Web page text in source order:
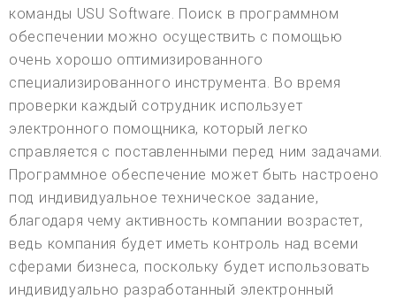
команды USU Software. Поиск в программном
обеспечении можно осуществить с помощью
очень хорошо оптимизированного
специализированного инструмента. Во время
проверки каждый сотрудник использует
электронного помощника, который легко
справляется с поставленными перед ним задачами.
Программное обеспечение может быть настроено
под индивидуальное техническое задание,
благодаря чему активность компании возрастет,
ведь компания будет иметь контроль над всеми
сферами бизнеса, поскольку будет использовать
индивидуально разработанный электронный